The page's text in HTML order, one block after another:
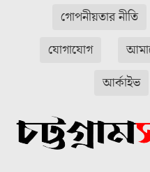
গোপনীয়তার নীতি
যোগাযোগ
আর্কাইভ